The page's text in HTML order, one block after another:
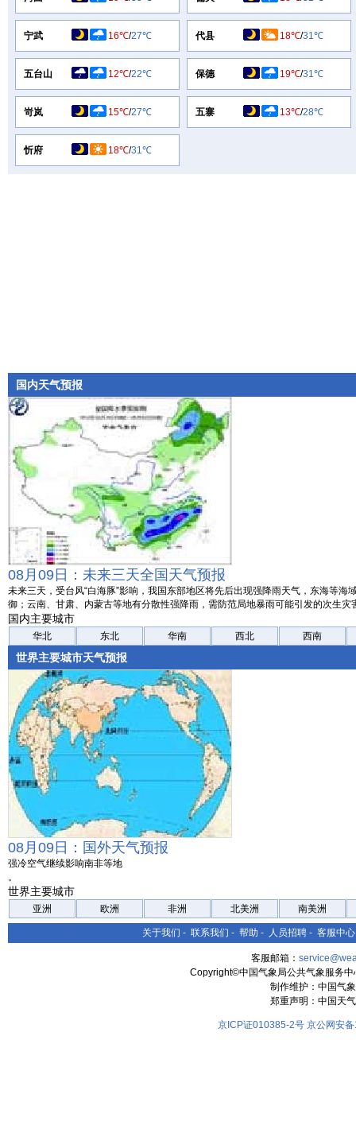
宁武 16℃/27℃ 代县 18℃/31℃
五台山 12℃/22℃ 保德 19℃/31℃
岢岚 15℃/27℃ 五寨 13℃/28℃
忻府 18℃/31℃
国内天气预报
08月09日：未来三天全国天气预报
未来三天，受台风“白海豚”影响，我国东部地区将先后出现强降雨天气，东海等海
御；云南、甘肃、内蒙古等地有分散性强降雨，需防范局地暴雨可能引发的次生灾
国内主要城市
华北 东北 华南 西北 西南
世界主要城市天气预报
08月09日：国外天气预报
强冷空气继续影响南非等地
。
世界主要城市
亚洲 欧洲 非洲 北美洲 南美洲
关于我们 - 联系我们 - 帮助 - 人员招聘 - 客服中心
客服邮箱：
Copyright©中国气象局公共气象服务
制作维护：中国气
郑重声明：中国天
京ICP证010385-2号 京公网安